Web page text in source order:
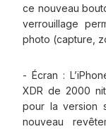
ce nouveau
verrouillage
photo (capture,
- Écran :
XDR de 2000
pour la version
nouveau